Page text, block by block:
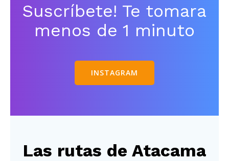
Suscríbete! Te tomara
menos de 1 minuto
INSTAGRAM
Las rutas de Atacama